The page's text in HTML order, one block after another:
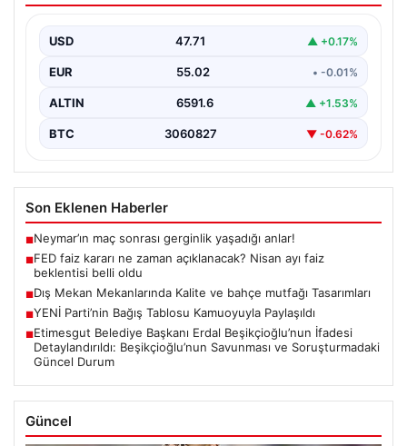
USD 47.71 ▲ +0.17%
EUR 55.02 • -0.01%
ALTIN 6591.6 ▲ +1.53%
BTC 3060827 ▼ -0.62%
Son Eklenen Haberler
■Neymar’ın maç sonrası gerginlik yaşadığı anlar!
■FED faiz kararı ne zaman açıklanacak? Nisan ayı faiz
beklentisi belli oldu
■Dış Mekan Mekanlarında Kalite ve bahçe mutfağı Tasarımları
■YENİ Parti’nin Bağış Tablosu Kamuoyuyla Paylaşıldı
■Etimesgut Belediye Başkanı Erdal Beşikçioğlu’nun İfadesi
Detaylandırıldı: Beşikçioğlu’nun Savunması ve Soruşturmadaki
Güncel Durum
Güncel